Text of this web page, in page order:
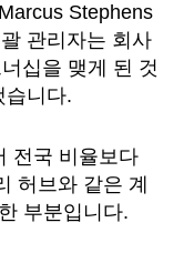
Stephens
관리자는 회사
십을 맺게 된 것
습니다.
전국 비율보다
허브와 같은 계
부분입니다.